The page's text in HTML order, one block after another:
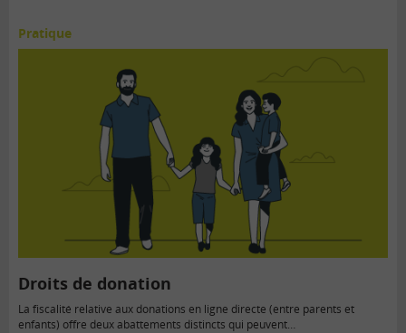
Pratique
Droits de donation
La fiscalité relative aux donations en ligne directe (entre parents et
enfants) offre deux abattements distincts qui peuvent…